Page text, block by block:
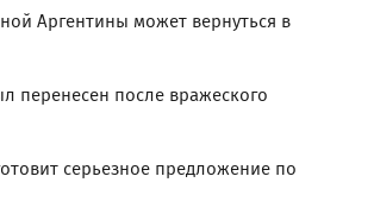
Аргентины может вернуться в
перенесен после вражеского
серьезное предложение по